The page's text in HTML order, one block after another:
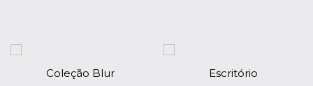
Coleção Blur Escritório